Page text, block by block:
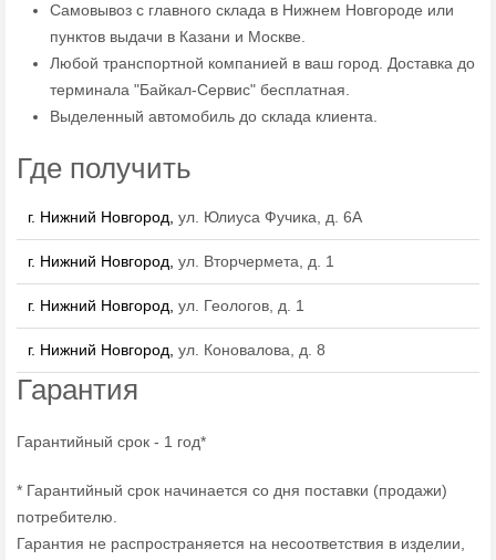
Самовывоз с главного склада в Нижнем Новгороде или
пунктов выдачи в Казани и Москве.
Любой транспортной компанией в ваш город. Доставка до
терминала "Байкал-Сервис" бесплатная.
Выделенный автомобиль до склада клиента.
Где получить
г. Нижний Новгород, ул. Юлиуса Фучика, д. 6А
г. Нижний Новгород, ул. Вторчермета, д. 1
г. Нижний Новгород, ул. Геологов, д. 1
г. Нижний Новгород, ул. Коновалова, д. 8
Гарантия
Гарантийный срок - 1 год*
* Гарантийный срок начинается со дня поставки (продажи)
потребителю.
Гарантия не распространяется на несоответствия в изделии,